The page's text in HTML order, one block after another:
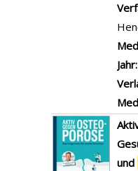
Jahr:
und